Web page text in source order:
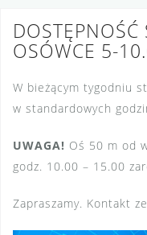
DOSTĘPNOŚĆ
OSÓWCE 5-
W bieżącym tygodniu
w standardowych
UWAGA! Oś 50 m od
godz. 10.00 – 15.00
Zapraszamy. Kontakt